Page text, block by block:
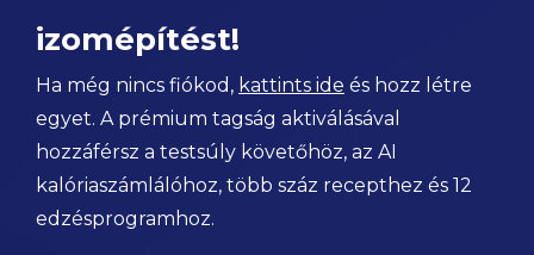
izomépítést!
Ha még nincs fiókod, kattints ide és hozz létre
egyet. A prémium tagság aktiválásával
hozzáférsz a testsúly követőhöz, az AI
kalóriaszámlálóhoz, több száz recepthez és 12
edzésprogramhoz.